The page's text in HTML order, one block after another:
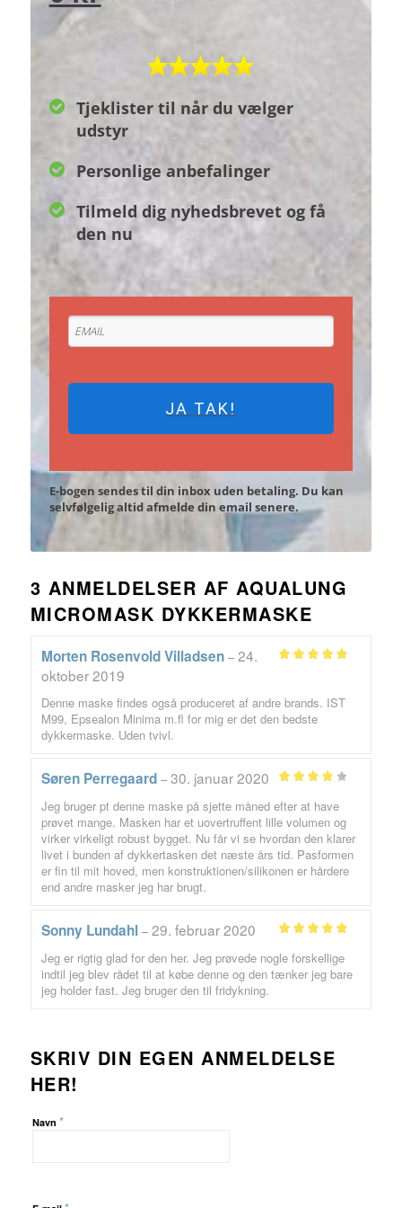
Tjeklister til når du vælger
udstyr
Personlige anbefalinger
Tilmeld dig nyhedsbrevet og få
den nu
JA TAK!
E-bogen sendes til din inbox uden betaling. Du kan
selvfølgelig altid afmelde din email senere.
3 ANMELDELSER AFAQUALUNG
MICROMASK DYKKERMASKE
Morten Rosenvold Villadsen – 24.
oktober 2019
Denne maske findes også produceret af andre brands. IST
M99, Epsealon Minima m.fl for mig er det den bedste
dykkermaske. Uden tvivl.
4ud af 5
Søren Perregaard – 30. januar 2020
Jeg bruger pt denne maske på sjette måned efter at have
prøvet mange. Masken har et uovertruffent lille volumen og
virker virkeligt robust bygget. Nu får vi se hvordan den klarer
livet i bunden af dykkertasken det næste års tid. Pasformen
er fin til mit hoved, men konstruktionen/silikonen er hårdere
end andre masker jeg har brugt.
ud af 5
Sonny Lundahl – 29. februar 2020
Jeg er rigtig glad for den her. Jeg prøvede nogle forskellige
indtil jeg blev rådet til at købe denne og den tænker jeg bare
jeg holder fast. Jeg bruger den til fridykning.
SKRIV DIN EGEN ANMELDELSE
HER!
Navn *